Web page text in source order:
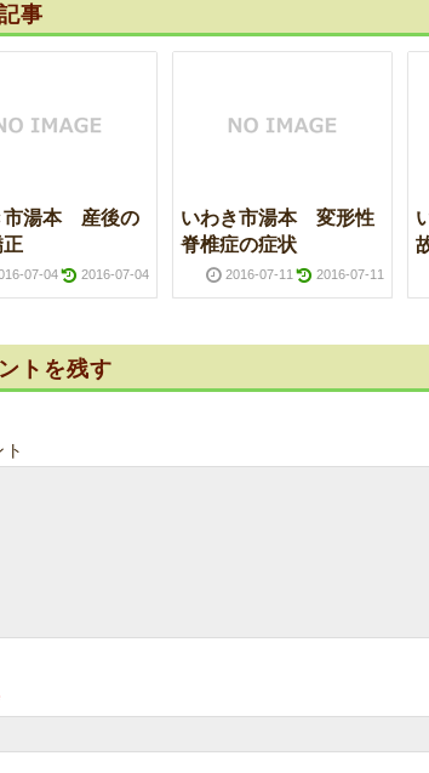
事
市湯本 産後の
正
07-04 2016-07-04
いわき市湯本 変形性
脊椎症の症状
2016-07-11 2016-07-11
トを残す